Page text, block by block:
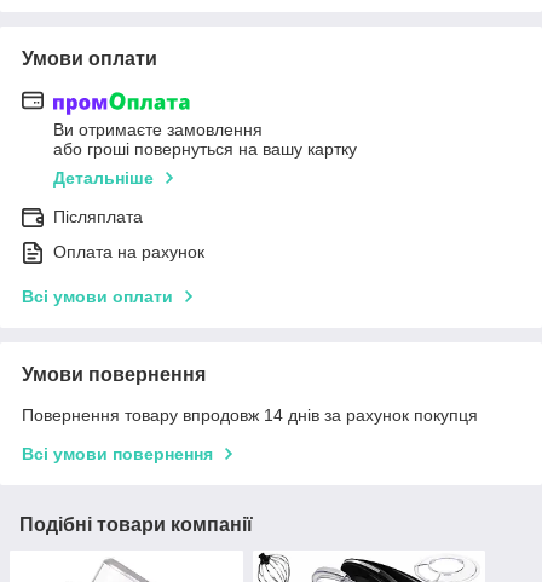
Умови оплати
Ви отримаєте замовлення
або гроші повернуться на вашу картку
Детальніше
Післяплата
Оплата на рахунок
Всі умови оплати
Умови повернення
Повернення товару впродовж 14 днів за рахунок покупця
Всі умови повернення
Подібні товари компанії